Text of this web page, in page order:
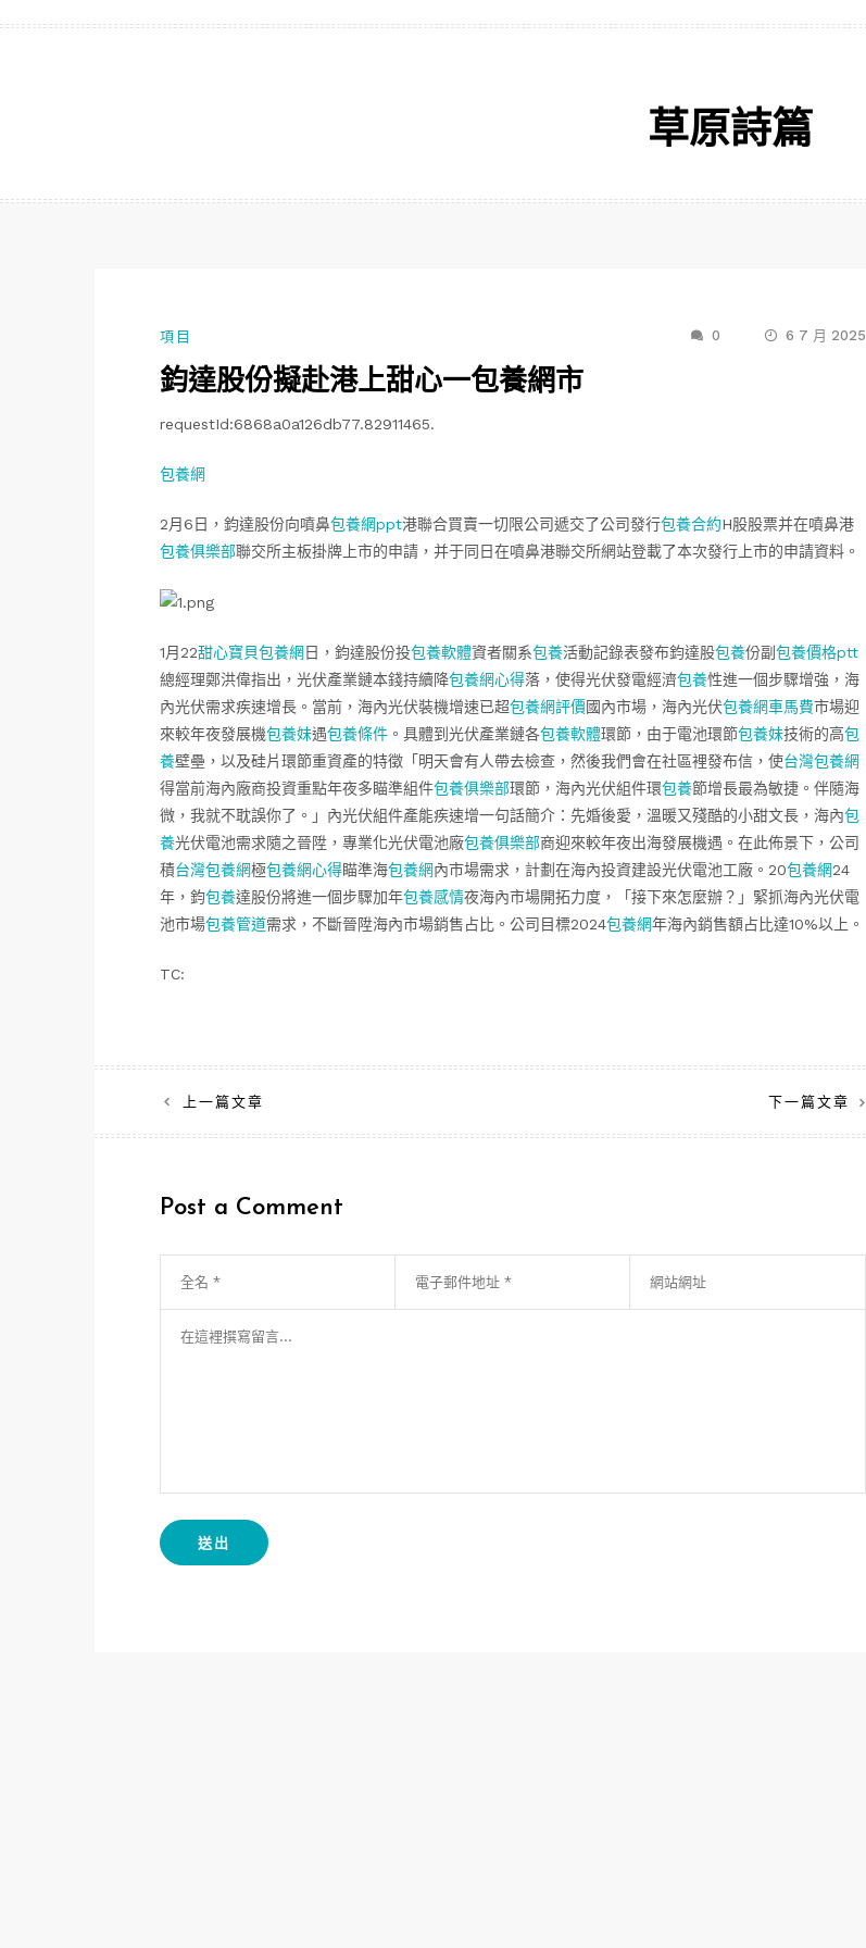
草原詩篇
項目 0 6 7 月 2025
鈞達股份擬赴港上甜心一包養網市
requestId:6868a0a126db77.82911465.
包養網
2月6日，鈞達股份向噴鼻包養網ppt港聯合買賣一切限公司遞交了公司發行包養合約H股股票并在噴鼻港
包養俱樂部聯交所主板掛牌上市的申請，并于同日在噴鼻港聯交所網站登載了本次發行上市的申請資料。
1月22甜心寶貝包養網 日，鈞達股份投包養軟體資者關系包養活動記錄表發布鈞達股包養份副包養價格ptt
總經理鄭洪偉指出，光伏產業鏈本錢持續降包養網心得落，使得光伏發電經濟包養性進一個步驟增強，海
內光伏需求疾速增長。當前，海內光伏裝機增速已超包養網評價國內市場，海內光伏包養網車馬費市場迎
來較年夜發展機包養妹遇包養條件 。具體到光伏產業鏈各包養軟體環節，由于電池環節包養妹技術的高包
養壁壘，以及硅片環節重資產的特徵「明天會有人帶去檢查，然後我們會在社區裡發布信，使台灣包養網
得當前海內廠商投資重點年夜多瞄準組件包養俱樂部環節，海內光伏組件環包養節增長最為敏捷。伴隨海
微，我就不耽誤你了。」內光伏組件產能疾速增一句話簡介：先婚後愛，溫暖又殘酷的小甜文長，海內包
養光伏電池需求隨之晉陞，專業化光伏電池廠包養俱樂部商迎來較年夜出海發展機遇。在此佈景下，公司
積台灣包養網極包養網心得瞄準海包養網內市場需求，計劃在海內投資建設光伏電池工廠。20包養網24
年，鈞包養達股份將進一個步驟加年包養感情夜海內市場開拓力度，「接下來怎麼辦？」緊抓海內光伏電
池市場包養管道需求，不斷晉陞海內市場銷售占比。公司目標2024包養網年海內銷售額占比達10%以上。
TC:
文
章
覽
上一篇文章 下一篇文章
Post a Comment